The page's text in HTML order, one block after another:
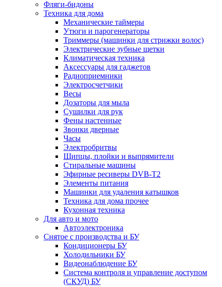
Фляги-бидоны
Техника для дома
Механические таймеры
Утюги и парогенераторы
Триммеры (машинки для стрижки волос)
Электрические зубные щетки
Климатическая техника
Аксессуары для гаджетов
Радиоприемники
Электросчетчики
Весы
Дозаторы для мыла
Сушилки для рук
Фены настенные
Звонки дверные
Часы
Электробритвы
Щипцы, плойки и выпрямители
Стиральные машины
Эфирные ресиверы DVB-T2
Элементы питания
Машинки для удаления катышков
Техника для дома прочее
Кухонная техника
Для авто и мото
Автоэлектроника
Снятое с производства и БУ
Кондиционеры БУ
Холодильники БУ
Видеонаблюдение БУ
Система контроля и управление доступом
(СКУД) БУ